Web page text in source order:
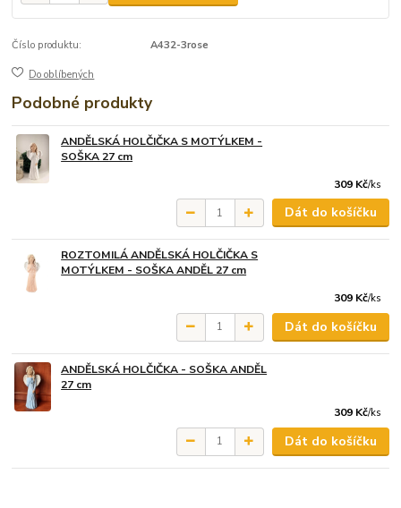
Číslo produktu: A432-3rose
Do oblíbených
Podobné produkty
ANDĚLSKÁ HOLČIČKA S MOTÝLKEM -
SOŠKA 27 cm
309 Kč/ks
Dát do košíčku
ROZTOMILÁ ANDĚLSKÁ HOLČIČKA S
MOTÝLKEM - SOŠKA ANDĚL 27 cm
309 Kč/ks
Dát do košíčku
ANDĚLSKÁ HOLČIČKA - SOŠKA ANDĚL
27 cm
309 Kč/ks
Dát do košíčku